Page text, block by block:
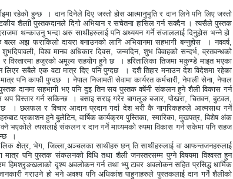
रहेको हुन्छ
। दान दिनेले दिए जस्तो होस आत्मानुभुति र दान लिने पनि लिए जस्तो
शैलाी पुस्तकदानले दिगो अभियान र सचेतना हासिल गर्न सक्दैन । त्यसैले पुस्तक
थन्काउनु भन्दा अरु साथीहरुलाई पनि अध्ययन गर्ने संजाललाई दिनुहोस भन्ने हो
बल्ल अझ फराकिलो दायरा बनाउनको लागि अभियानमा सहभागी बन्नुहोस । नववर्ष,
शुभदिपावली, विश्व मानव अधिकार दिवस, जन्मदिन, शुभ विवाहको सन्दर्भ, व्रतवन्धको
र विस्तारमा हजुरको अमूल्य सहयोग हुने छ
। हरितालिका तिजमा भकुण्डे माइत भएका
सबैले एक वटा मात्र दिए पनि पुग्दछ
। दशै तिहार मनाउन देश विदेशमा रहेका
पनि काफी पुग्दछ
। नेपाल निजामती सेवामा कार्यरत कर्मचारी, नेपाली सेना, नेपाल
दानमा सहभागी भए पनि दुइ तिन सय पुस्तक वर्षेनी संकलन हुने शैली विकास गर्न
विस्तार गर्न सकिन्छ । बसाइ सराइ गरेर बागलुङ बजार, पोखरा, चितवन, बुटवल,
। छलफल र विचार आदान प्रदान गर्दा देश भरी कै नागरिकहरुले आत्मसाथ गर्ने
प्रकाशन हुने बुलेटिन, वार्षिक कार्यक्रम पुस्तिका, स्मारिका, मुखपत्र, विशेष अंक
भएकोले त्यसलाई संकलन र दान गर्ने माध्यमको रुपमा विकास गर्न सकेमा पनि सहज
।
क्षेत्र, भेग, जिल्ला,अञ्चलका साथीहरु छन् ति साथीहरुलाई वा आफन्तजनहरुलाई
मात्र पनि पुस्तक संकलनको विधि तथा शैली जनस्तरसम्म पुग्ने विषयमा विश्वस्त हुन
हिमश्रृङखलाको दृश्य अवलोकन गर्न तथा भ्यु टावर अवलोकन सहित प्रसिद्ध धार्मिक
गराउने हो भने अवश्य पनि अधिकांश पाहुनाहरुले पुस्तकलाई दान गर्ने शैलीको